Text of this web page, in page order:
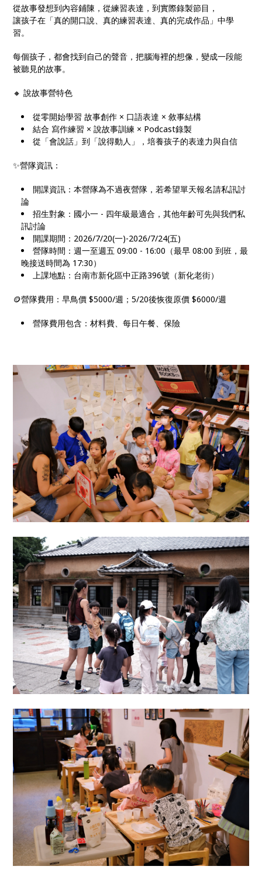
從故事發想到內容鋪陳，從練習表達，到實際錄製節目，
讓孩子在「真的開口說、真的練習表達、真的完成作品」中學
習。
每個孩子，都會找到自己的聲音，把腦海裡的想像，變成一段能
被聽見的故事。
🔸 說故事營特色
從零開始學習 故事創作 × 口語表達 × 敘事結構
結合 寫作練習 × 說故事訓練 × Podcast錄製
從「會說話」到「說得動人」，培養孩子的表達力與自信
✨營隊資訊：
開課資訊：本營隊為不過夜營隊，若希望單天報名請私訊討
論
招生對象：國小一 - 四年級最適合，其他年齡可先與我們私
訊討論
開課期間：2026/7/20(一)-2026/7/24(五)
營隊時間：週一至週五 09:00 - 16:00（最早 08:00 到班，最
晚接送時間為 17:30）
上課地點：台南市新化區中正路396號（新化老街）
🪙營隊費用：早鳥價 $5000/週；5/20後恢復原價 $6000/週
營隊費用包含：材料費、每日午餐、保險